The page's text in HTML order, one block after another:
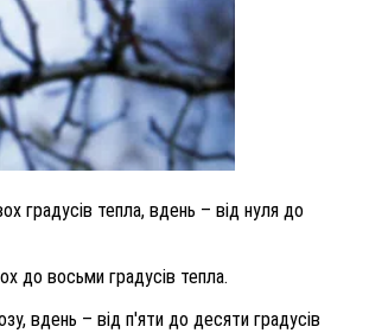
градусів тепла, вдень – від нуля до
до восьми градусів тепла.
вдень – від п'яти до десяти градусів
ОТРИМАНИХ НА ВІЙНІ,
ЮРІЙ ВОЙТИК